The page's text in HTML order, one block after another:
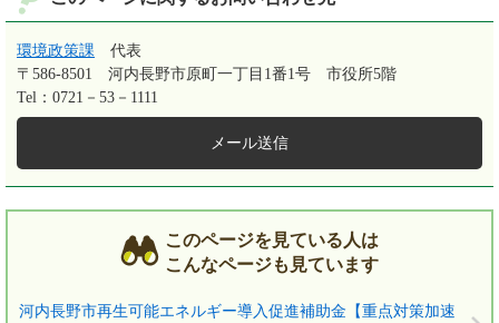
環境政策課
代表
〒586-8501
河内長野市原町一丁目1番1号 市役所5階
Tel：0721－53－1111
メール送信
このページを見ている人は
こんなページも見ています
河内長野市再生可能エネルギー導入促進補助金【重点対策加速